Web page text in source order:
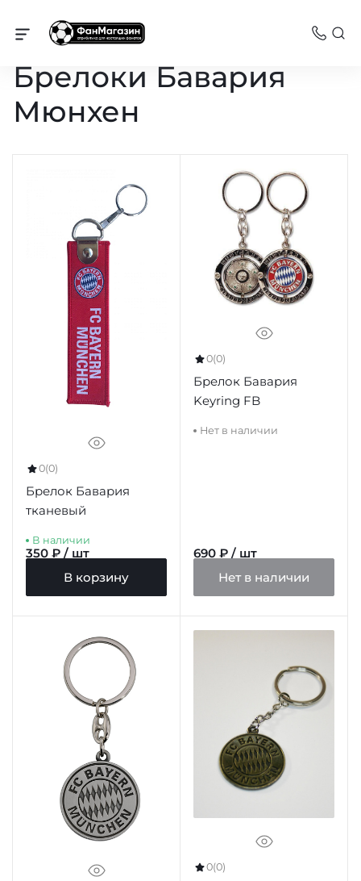
Сувениры
Брелоки Бавария
Мюнхен
0(0)
Брелок Бавария
тканевый
В наличии
350 ₽ / шт
В корзину
0(0)
Брелок Бавария
Keyring FB
Нет в наличии
690 ₽ / шт
Нет в наличии
0(0)